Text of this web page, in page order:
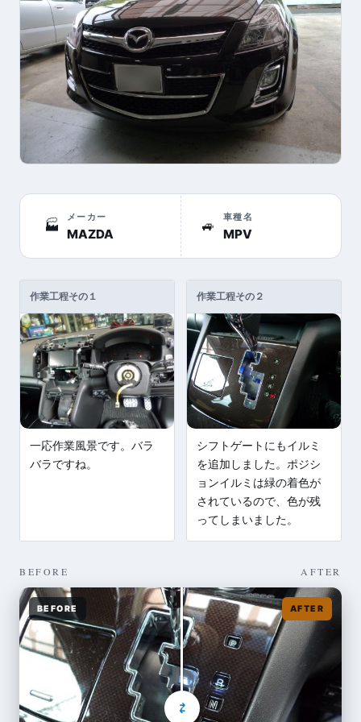
🏭
メーカー
MAZDA
🚙
車種名
MPV
作業工程その１
一応作業風景です。バラ
バラですね。
作業工程その２
シフトゲートにもイルミ
を追加しました。ポジシ
ョンイルミは緑の着色が
されているので、色が残
ってしまいました。
BEFORE AFTER
BEFORE AFTER
⇄